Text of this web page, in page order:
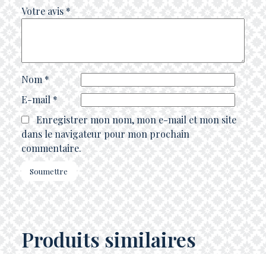
Votre avis*
Nom*
E-mail *
Enregistrer mon nom, mon e-mail et mon site
dans le navigateur pour mon prochain
commentaire.
Produits similaires